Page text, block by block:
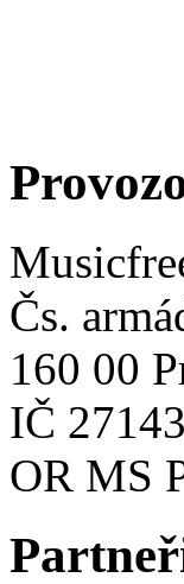
Čs.
160 00
IČ
OR MS